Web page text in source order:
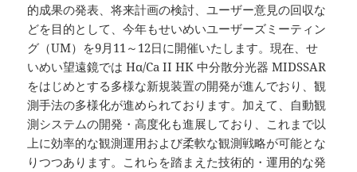
的成果の発表、将来計画の検討、ユーザー意見の回収な
どを目的として、今年もせいめいユーザーズミーティン
グ（UM）を9月11～12日に開催いたします。現在、せ
いめい望遠鏡では Hα/Ca II HK 中分散分光器 MIDSSAR
をはじめとする多様な新規装置の開発が進んでおり、観
測手法の多様化が進められております。加えて、自動観
測システムの開発・高度化も進展しており、これまで以
上に効率的な観測運用および柔軟な観測戦略が可能とな
りつつあります。これらを踏まえた技術的・運用的な発